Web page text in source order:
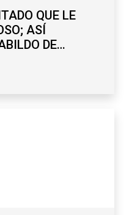
QUE LE
ASÍ
DE